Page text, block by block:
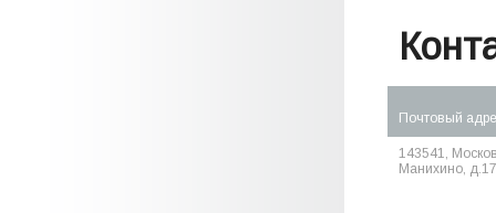
Почтовый
143541,
Манихино,